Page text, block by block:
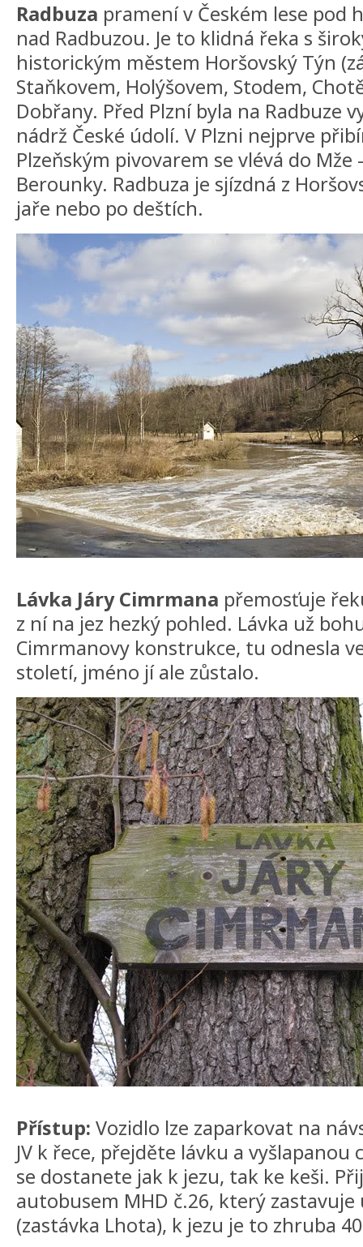
Radbuza pramení v Českém lese pod
nad Radbuzou. Je to klidná řeka s
historickým městem Horšovský Týn
Staňkovem, Holýšovem, Stodem,
Dobřany. Před Plzní byla na Radbuze
nádrž České údolí. V Plzni nejprve
Plzeňským pivovarem se vlévá do Mže
Berounky. Radbuza je sjízdná z
jaře nebo po deštích.
Lávka Járy Cimrmana přemosťuje
z ní na jez hezký pohled. Lávka už
Cimrmanovy konstrukce, tu odnesla
století, jméno jí ale zůstalo.
Přístup: Vozidlo lze zaparkovat na
JV k řece, přejděte lávku a
se dostanete jak k jezu, tak ke keši.
autobusem MHD č.26, který
(zastávka Lhota), k jezu je to zhruba